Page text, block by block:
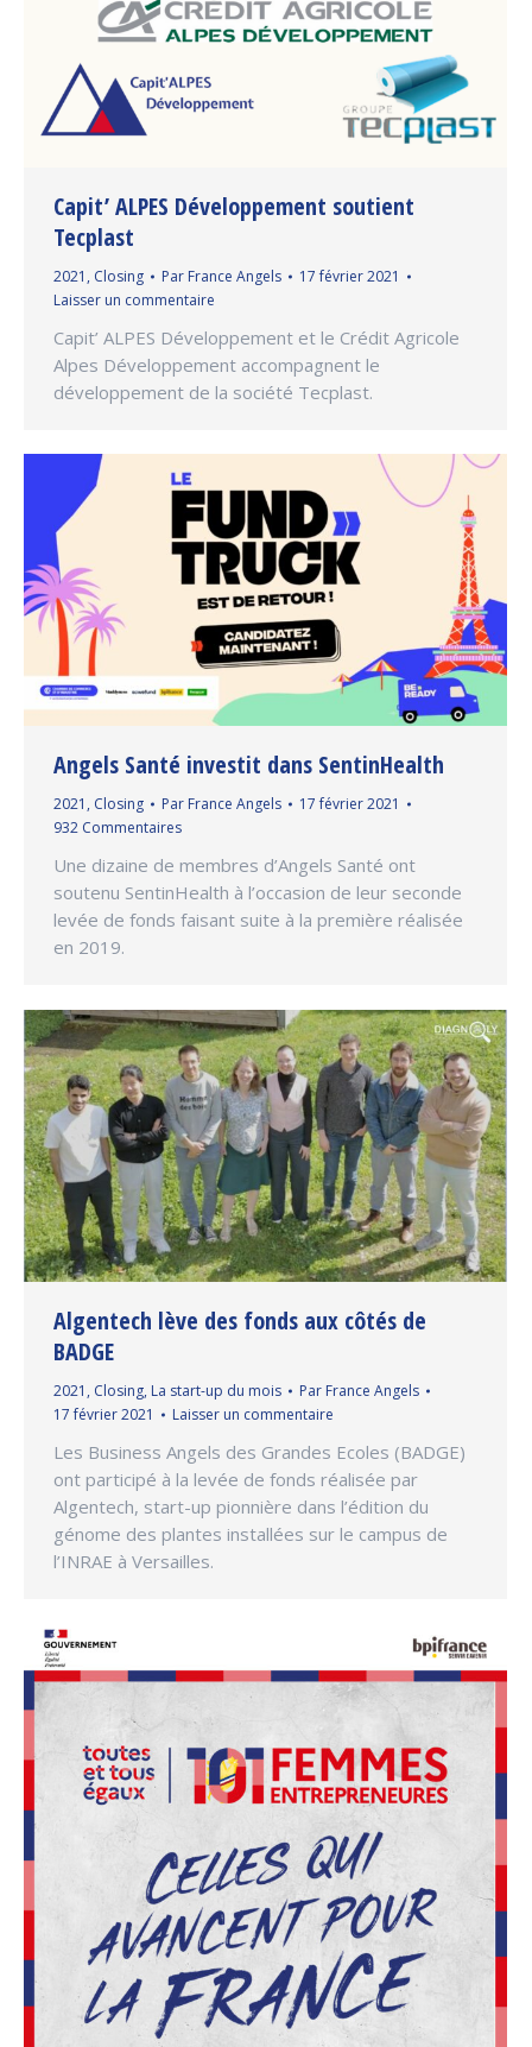
Capit’ ALPES Développement soutient
Tecplast
2021 , Closing Par France Angels
17 février 2021
Laisser un commentaire
Capit’ ALPES Développement et le Crédit Agricole
Alpes Développement accompagnent le
développement de la société Tecplast.
Angels Santé investit dans SentinHealth
2021 , Closing Par France Angels
17 février 2021
932 Commentaires
Une dizaine de membres d’Angels Santé ont
soutenu SentinHealth à l’occasion de leur seconde
levée de fonds faisant suite à la première réalisée
en 2019.
Algentech lève des fonds aux côtés de
BADGE
2021 , Closing, La start-up du mois Par France Angels
17 février 2021
Laisser un commentaire
Les Business Angels des Grandes Ecoles (BADGE)
ont participé à la levée de fonds réalisée par
Algentech, start-up pionnière dans l’édition du
génome des plantes installées sur le campus de
l’INRAE à Versailles.